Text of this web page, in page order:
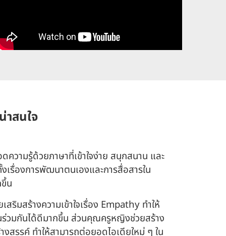
าสนใจ
วามรู้ด้วยภาษาที่เข้าใจง่าย สนุกสนาน และ
เรื่องการพัฒนาตนเองและการสื่อสารใน
น
ริมสร้างความเข้าใจเรื่อง Empathy ทำให้
นร่วมกันได้ดีมากขึ้น ส่วนคุณครูหญิงช่วยสร้าง
สรรค์ ทำให้สามารถต่อยอดไอเดียใหม่ ๆ ใน